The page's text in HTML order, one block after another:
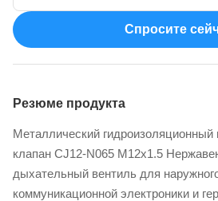
Спросите
Резюме продукта
Металлический
клапан CJ12-N065 M12x1.5
дыхательный вентиль для
коммуникационной электроники и